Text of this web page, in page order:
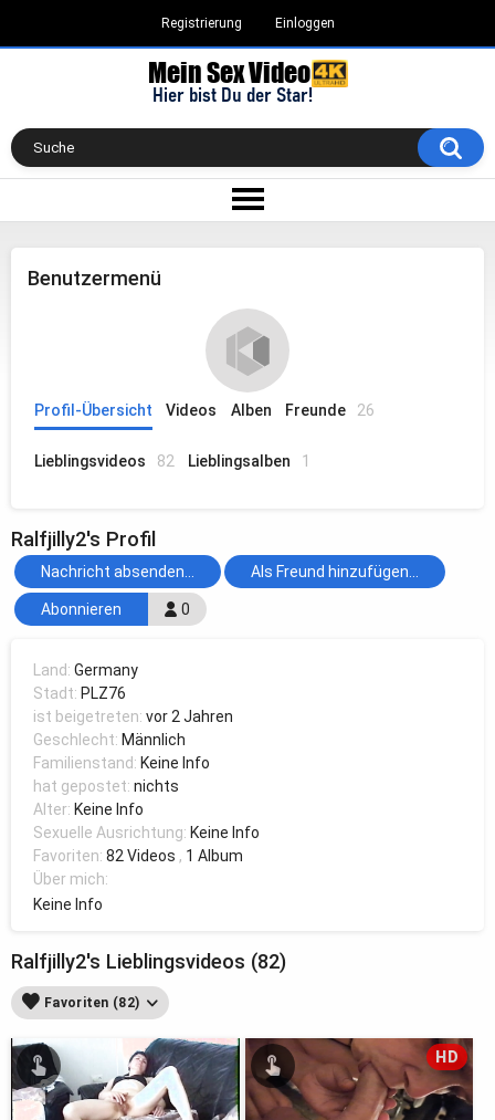
Registrierung Einloggen
Benutzermenü
Profil-Übersicht Videos Alben Freunde 26
Lieblingsvideos 82 Lieblingsalben 1
Ralfjilly2's Profil
0
Abonnieren
Nachricht absenden... Als Freund hinzufügen...
Land:Germany
Stadt: PLZ76
ist beigetreten:vor 2 Jahren
Geschlecht: Männlich
Familienstand: Keine Info
hat gepostet:nichts
Alter: Keine Info
Sexuelle Ausrichtung: Keine Info
Favoriten:82 Videos , 1 Album
Über mich:
Keine Info
Ralfjilly2's Lieblingsvideos (82)
Favoriten (82)
HD